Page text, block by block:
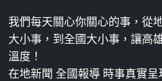
我們每天關心你關心的事，從
大小事，到全國大小事，讓高
溫度！
在地新聞 全國報導 時事真實